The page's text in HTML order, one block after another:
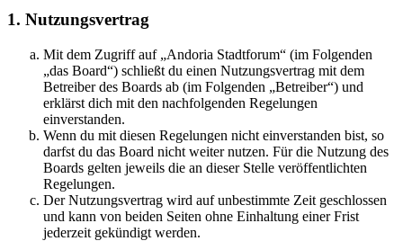
1. Nutzungsvertrag
Mit dem Zugriff auf „Andoria Stadtforum“ (im Folgenden
„das Board“) schließt du einen Nutzungsvertrag mit dem
Betreiber des Boards ab (im Folgenden „Betreiber“) und
erklärst dich mit den nachfolgenden Regelungen
einverstanden.
Wenn du mit diesen Regelungen nicht einverstanden bist, so
darfst du das Board nicht weiter nutzen. Für die Nutzung des
Boards gelten jeweils die an dieser Stelle veröffentlichten
Regelungen.
Der Nutzungsvertrag wird auf unbestimmte Zeit geschlossen
und kann von beiden Seiten ohne Einhaltung einer Frist
jederzeit gekündigt werden.